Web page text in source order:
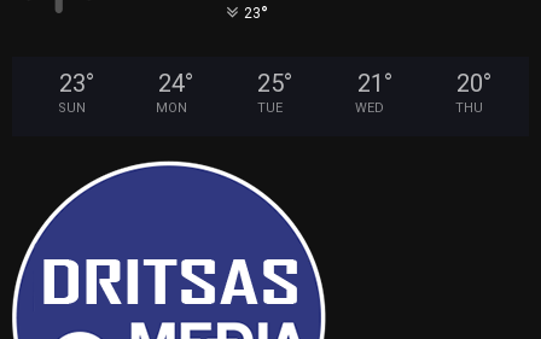
23°
23°
SUN
24°
MON
25°
TUE
21 °
WED
20°
THU